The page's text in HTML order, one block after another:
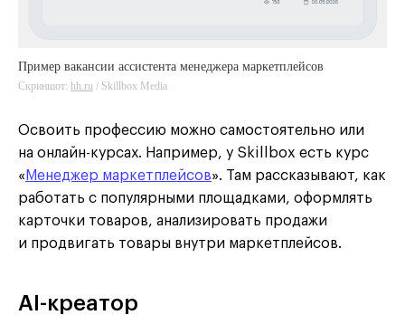
Пример вакансии ассистента менеджера маркетплейсов
Скриншот: hh.ru / Skillbox Media
hh.ru
Освоить профессию можно самостоятельно или
на онлайн-курсах. Например, у Skillbox есть курс
« Менеджер маркетплейсов». Там рассказывают, как
работать с популярными площадками, оформлять
карточки товаров, анализировать продажи
и продвигать товары внутри маркетплейсов.
AI-креатор